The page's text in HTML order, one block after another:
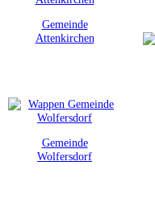
Gemeinde
Attenkirchen
Gemeinde
Wolfersdorf